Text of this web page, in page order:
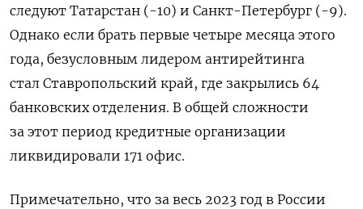
следуют Татарстан (-10) и Санкт-Петербург (-9).
Однако если брать первые четыре месяца этого
года, безусловным лидером антирейтинга
стал Ставропольский край, где закрылись 64
банковских отделения. В общей сложности
за этот период кредитные организации
ликвидировали 171 офис.
Примечательно, что за весь 2023 год в России